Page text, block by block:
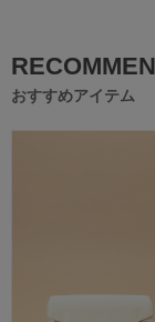
おすすめアイテム